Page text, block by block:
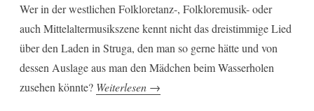
Wer in der westlichen Folkloretanz-, Folkloremusik- oder
auch Mittelaltermusikszene kennt nicht das dreistimmige Lied
über den Laden in Struga, den man so gerne hätte und von
dessen Auslage aus man den Mädchen beim Wasserholen
zusehen könnte? Weiterlesen „Što
→